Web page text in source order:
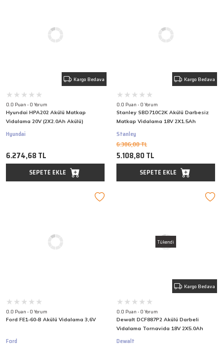
Kargo Bedava
0.0 Puan - 0 Yorum
Hyundai HPA202 Akülü Matkap
Vidalama 20V (2X2.0Ah Akülü)
Hyundai
6.274,68 TL
SEPETE EKLE
Kargo Bedava
0.0 Puan - 0 Yorum
Stanley SBD710C2K Akülü Darbesiz
Matkap Vidalama 18V 2X1.5Ah
Stanley
6.386,00 TL
5.108,80 TL
SEPETE EKLE
0.0 Puan - 0 Yorum
Ford FE1-60-B Akülü Vidalama 3,6V
Ford
Tükendi
Kargo Bedava
0.0 Puan - 0 Yorum
Dewalt DCF887P2 Akülü Darbeli
Vidalama Tornavida 18V 2X5.0Ah
Dewalt